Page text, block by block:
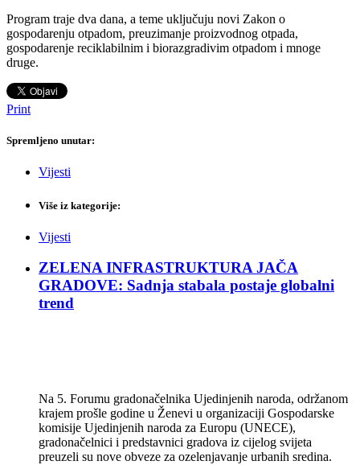
Program traje dva dana, a teme uključuju novi Zakon o
gospodarenju otpadom, preuzimanje proizvodnog otpada,
gospodarenje reciklabilnim i biorazgradivim otpadom i mnoge
druge.
Print
Spremljeno unutar:
Vijesti
Više iz kategorije:
Vijesti
ZELENA INFRASTRUKTURA JAČA
GRADOVE: Sadnja stabala postaje globalni
trend
Na 5. Forumu gradonačelnika Ujedinjenih naroda, održanom
krajem prošle godine u Ženevi u organizaciji Gospodarske
komisije Ujedinjenih naroda za Europu (UNECE),
gradonačelnici i predstavnici gradova iz cijelog svijeta
preuzeli su nove obveze za ozelenjavanje urbanih sredina.